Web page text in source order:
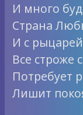
И много
Страна
И с
Все строже
Потребует
Лишит